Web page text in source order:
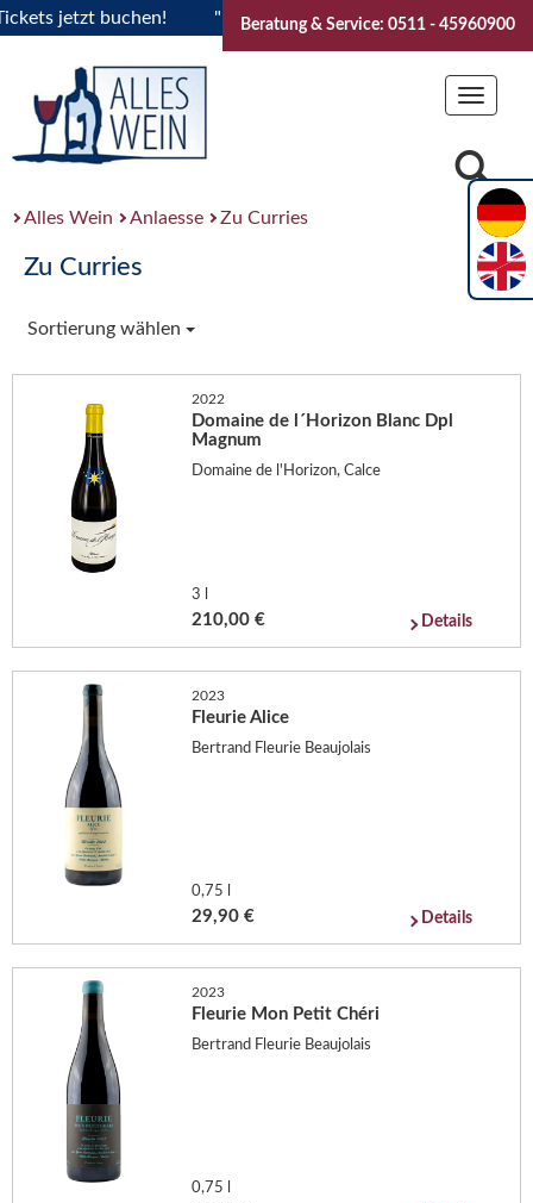
jetzt buchen! "Das Sommerfest 2026" Vive la
Beratung & Service: 0511 - 45960900
Toggle
Alles Wein Anlaesse Zu Curries
Zu Curries
Sortierung wählen
2022
Domaine de l´Horizon Blanc Dpl
Magnum
Domaine de l'Horizon, Calce
3 l
210,00 € Details
2023
Fleurie Alice
Bertrand Fleurie Beaujolais
0,75 l
29,90 € Details
2023
Fleurie Mon Petit Chéri
Bertrand Fleurie Beaujolais
0,75 l